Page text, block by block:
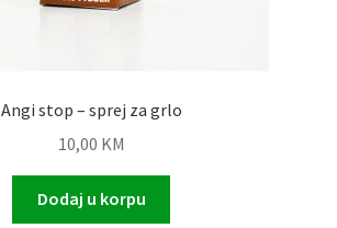
Angi stop – sprej za grlo
10,00 KM
Dodaj u korpu